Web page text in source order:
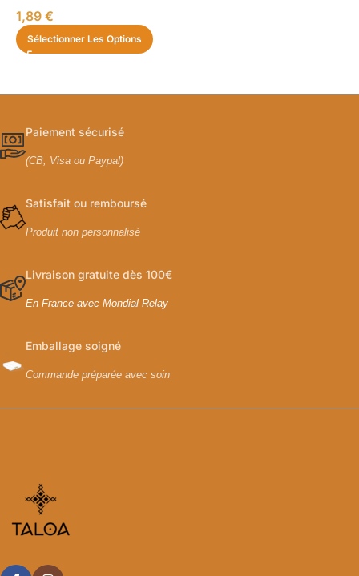
1,89 €
Sélectionner Les Options
Paiement sécurisé
(CB, Visa ou Paypal)
Satisfait ou remboursé
Produit non personnalisé
Livraison gratuite dès 100€
En France avec Mondial Relay
Emballage soigné
Commande préparée avec soin